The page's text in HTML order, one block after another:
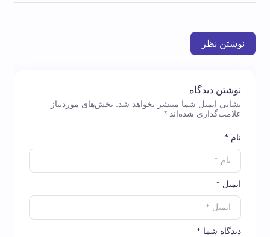
نوشتن نظر
نوشتن دیدگاه
نشانی ایمیل شما منتشر نخواهد شد. بخش‌های موردنیاز
علامت‌گذاری شده‌اند *
دیدگاه شما *
نام *
ایمیل *